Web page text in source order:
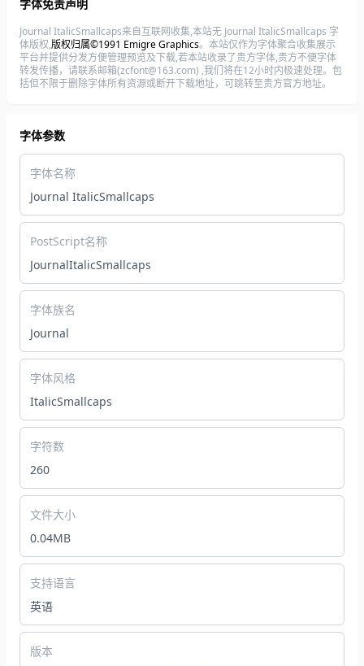
字体免责声明
Journal ItalicSmallcaps来自互联网收集,本站无 Journal ItalicSmallcaps 字
体版权,版权归属©1991 Emigre Graphics。本站仅作为字体聚合收集展示
平台并提供分发方便管理预览及下载,若本站收录了贵方字体,贵方不便字体
转发传播，请联系邮箱(zcfont@163.com) ,我们将在12小时内极速处理。包
括但不限于删除字体所有资源或断开下载地址，可跳转至贵方官方地址。
字体参数
字体名称
Journal ItalicSmallcaps
PostScript名称
JournalItalicSmallcaps
字体族名
Journal
字体风格
ItalicSmallcaps
字符数
260
文件大小
0.04MB
支持语言
英语
版本